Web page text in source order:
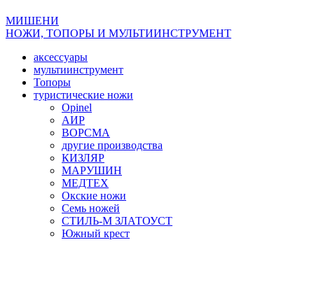
МИШЕНИ
НОЖИ, ТОПОРЫ И МУЛЬТИИНСТРУМЕНТ
аксессуары
мультиинструмент
Топоры
туристические ножи
Opinel
АИР
ВОРСМА
другие производства
КИЗЛЯР
МАРУШИН
МЕДТЕХ
Окские ножи
Семь ножей
СТИЛЬ-М ЗЛАТОУСТ
Южный крест